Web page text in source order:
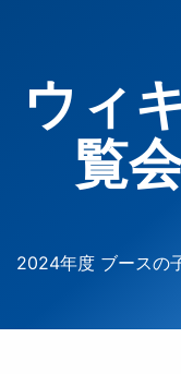
ウィ
覧
2024年度 ブースの